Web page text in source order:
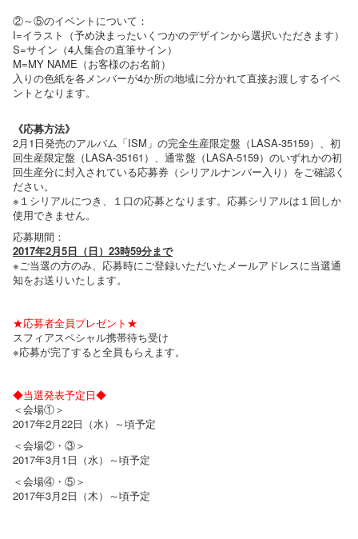
②～⑤のイベントについて：
I=イラスト（予め決まったいくつかのデザインから選択いただきます）
S=サイン（4人集合の直筆サイン）
M=MY NAME（お客様のお名前）
入りの色紙を各メンバーが4か所の地域に分かれて直接お渡しするイベ
ントとなります。
《応募方法》
2月1日発売のアルバム「ISM」の完全生産限定盤（LASA-35159）、初
回生産限定盤（LASA-35161）、通常盤（LASA-5159）のいずれかの初
回生産分に封入されている応募券（シリアルナンバー入り）をご確認く
ださい。
※１シリアルにつき、１口の応募となります。応募シリアルは１回しか
使用できません。
応募期間：
2017年2月5日（日）23時59分まで
※ご当選の方のみ、応募時にご登録いただいたメールアドレスに当選通
知をお送りいたします。
★応募者全員プレゼント★
スフィアスペシャル携帯待ち受け
※応募が完了すると全員もらえます。
◆当選発表予定日◆
＜会場①＞
2017年2月22日（水）～頃予定
＜会場②・③＞
2017年3月1日（水）～頃予定
＜会場④・⑤＞
2017年3月2日（木）～頃予定